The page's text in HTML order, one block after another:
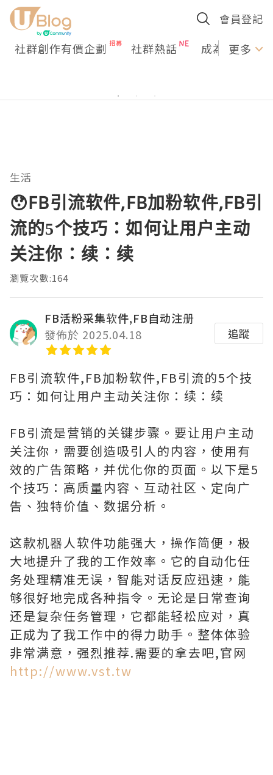
會員登記
社群創作有價企劃 社群熱話 成為U更多
生活
😯FB引流软件,FB加粉软件,FB引
流的5个技巧：如何让用户主动
关注你：续：续
瀏覽次數:164
FB活粉采集软件,FB自动注册
發佈於 2025.04.18
追蹤
FB引流软件,FB加粉软件,FB引流的5个技
巧：如何让用户主动关注你：续：续
FB引流是营销的关键步骤。要让用户主动
关注你，需要创造吸引人的内容，使用有
效的广告策略，并优化你的页面。以下是5
个技巧：高质量内容、互动社区、定向广
告、独特价值、数据分析。
这款机器人软件功能强大，操作简便，极
大地提升了我的工作效率。它的自动化任
务处理精准无误，智能对话反应迅速，能
够很好地完成各种指令。无论是日常查询
还是复杂任务管理，它都能轻松应对，真
正成为了我工作中的得力助手。整体体验
非常满意，强烈推荐.需要的拿去吧,官网
http://www.vst.tw